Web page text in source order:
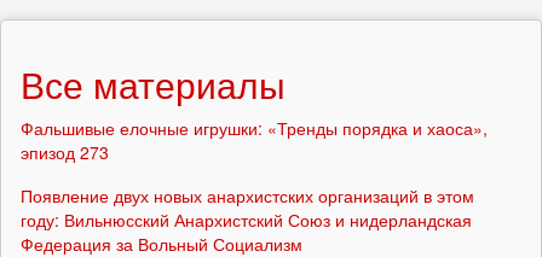
Все материалы
Фальшивые елочные игрушки: «Тренды порядка и хаоса»,
эпизод 273
Появление двух новых анархистских организаций в этом
году: Вильнюсский Анархистский Союз и нидерландская
Федерация за Вольный Социализм